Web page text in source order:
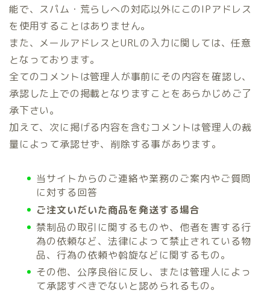
能で、スパム・荒らしへの対応以外にこのIPアドレス
を使用することはありません。
また、メールアドレスとURLの入力に関しては、任意
となっております。
全てのコメントは管理人が事前にその内容を確認し、
承認した上での掲載となりますことをあらかじめご了
承下さい。
加えて、次に掲げる内容を含むコメントは管理人の裁
量によって承認せず、削除する事があります。
当サイトからのご連絡や業務のご案内やご質問
に対する回答
ご注文いだいた商品を発送する場合
禁制品の取引に関するものや、他者を害する行
為の依頼など、法律によって禁止されている物
品、行為の依頼や斡旋などに関するもの。
その他、公序良俗に反し、または管理人によっ
て承認すべきでないと認められるもの。